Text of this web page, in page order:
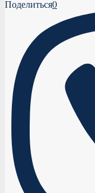
Поделиться0